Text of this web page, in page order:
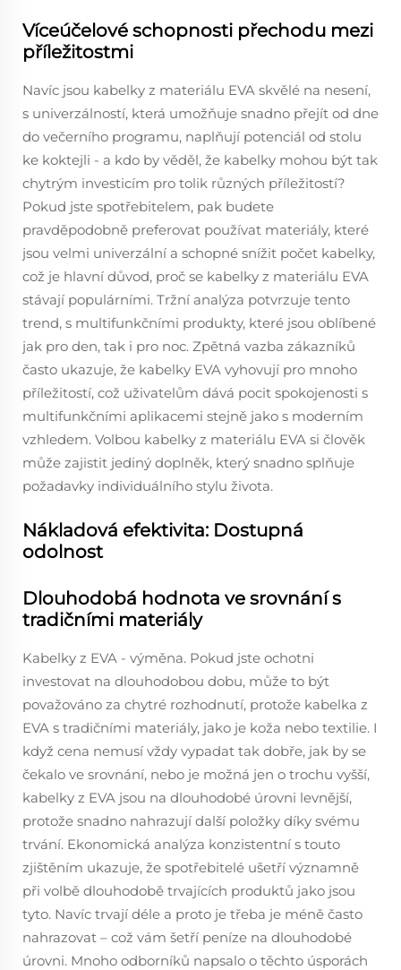
Víceúčelové schopnosti přechodu mezi
příležitostmi
Navíc jsou kabelky z materiálu EVA skvělé na nesení,
s univerzálností, která umožňuje snadno přejít od dne
do večerního programu, naplňují potenciál od stolu
ke koktejli - a kdo by věděl, že kabelky mohou být tak
chytrým investicím pro tolik různých příležitostí?
Pokud jste spotřebitelem, pak budete
pravděpodobně preferovat používat materiály, které
jsou velmi univerzální a schopné snížit počet kabelky,
což je hlavní důvod, proč se kabelky z materiálu EVA
stávají populárními. Tržní analýza potvrzuje tento
trend, s multifunkčními produkty, které jsou oblíbené
jak pro den, tak i pro noc. Zpětná vazba zákazníků
často ukazuje, že kabelky EVA vyhovují pro mnoho
příležitostí, což uživatelům dává pocit spokojenosti s
multifunkčními aplikacemi stejně jako s moderním
vzhledem. Volbou kabelky z materiálu EVA si člověk
může zajistit jediný doplněk, který snadno splňuje
požadavky individuálního stylu života.
Nákladová efektivita: Dostupná
odolnost
Dlouhodobá hodnota ve srovnání s
tradičními materiály
Kabelky z EVA - výměna. Pokud jste ochotni
investovat na dlouhodobou dobu, může to být
považováno za chytré rozhodnutí, protože kabelka z
EVA s tradičními materiály, jako je koža nebo textilie. I
když cena nemusí vždy vypadat tak dobře, jak by se
čekalo ve srovnání, nebo je možná jen o trochu vyšší,
kabelky z EVA jsou na dlouhodobé úrovni levnější,
protože snadno nahrazují další položky díky svému
trvání. Ekonomická analýza konzistentní s touto
zjištěním ukazuje, že spotřebitelé ušetří významně
při volbě dlouhodobě trvajících produktů jako jsou
tyto. Navíc trvají déle a proto je třeba je méně často
nahrazovat – což vám šetří peníze na dlouhodobé
úrovni. Mnoho odborníků napsalo o těchto úsporách